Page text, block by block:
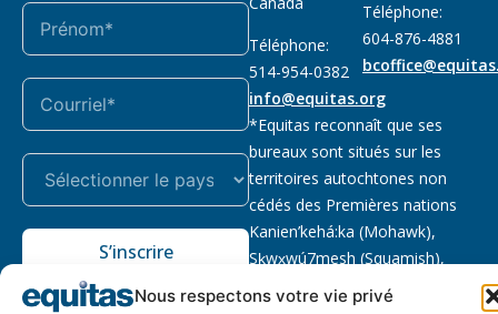
Nous respectons votre vie privé
S’inscrire
Téléphone:
514-954-0382
info@equitas.org
Téléphone:
604-876-4881
*Equitas reconnaît que ses
bureaux sont situés sur les
territoires autochtones non
cédés des Premières nations
Kanien’kehá:ka (Mohawk),
Sḵwx̱wú7mesh (Squamish),
səl̓ilwətaɁɬ (Tsleil Waututh) et